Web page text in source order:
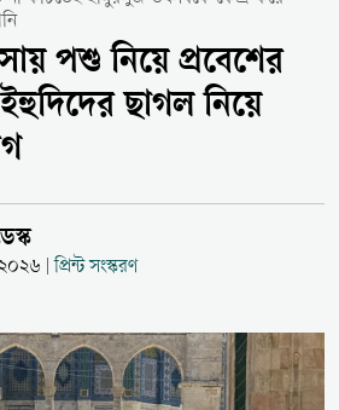
পশু নিয়ে প্রবেশের
ইহুদিদের ছাগল নিয়ে
২০২৬ প্রিন্ট সংস্করণ